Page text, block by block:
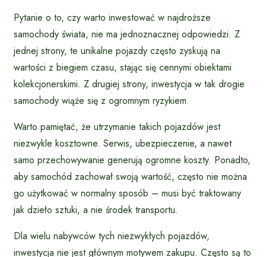
Pytanie o to, czy warto inwestować w najdroższe
samochody świata, nie ma jednoznacznej odpowiedzi. Z
jednej strony, te unikalne pojazdy często zyskują na
wartości z biegiem czasu, stając się cennymi obiektami
kolekcjonerskimi. Z drugiej strony, inwestycja w tak drogie
samochody wiąże się z ogromnym ryzykiem.
Warto pamiętać, że utrzymanie takich pojazdów jest
niezwykle kosztowne. Serwis, ubezpieczenie, a nawet
samo przechowywanie generują ogromne koszty. Ponadto,
aby samochód zachował swoją wartość, często nie można
go użytkować w normalny sposób – musi być traktowany
jak dzieło sztuki, a nie środek transportu.
Dla wielu nabywców tych niezwykłych pojazdów,
inwestycja nie jest głównym motywem zakupu. Często są to